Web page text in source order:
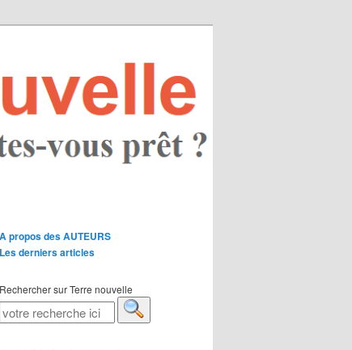
A propos des AUTEURS
Les derniers articles
Rechercher sur Terre nouvelle